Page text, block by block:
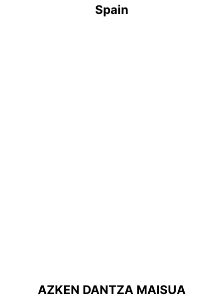
AZKEN DANTZA MAISUA
Spain